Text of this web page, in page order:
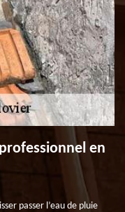
en
passer l’eau de pluie